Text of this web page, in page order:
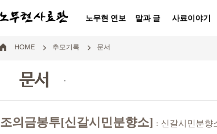
노무현 연보 말과 글 사료이야기
HOME 추모기록 문서
문서 .
조의금봉투[신갈시민분향소] : 신갈시민분향